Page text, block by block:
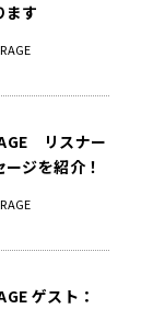
す
リスナー
ジを紹介！
ゲスト：